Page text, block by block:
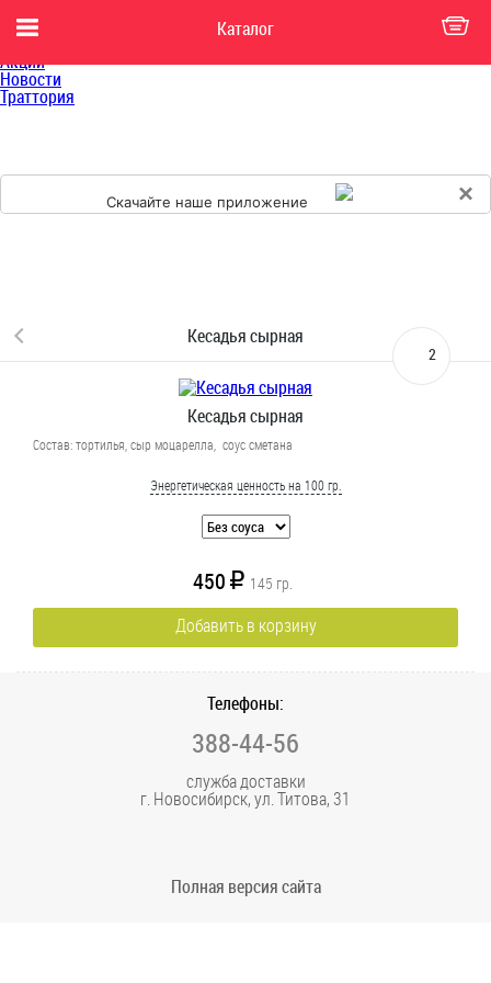
Каталог
Каталог
Доставка
Акции
Новости
Траттория
Скачайте наше приложение ×
Кесадья сырная
2
Кесадья сырная
Состав: тортилья, сыр моцарелла, соус сметана
Энергетическая ценность на 100 гр.
450 R 145 гр.
Добавить в корзину
Телефоны:
388-44-56
служба доставки
г. Новосибирск, ул. Титова, 31
Полная версия сайта